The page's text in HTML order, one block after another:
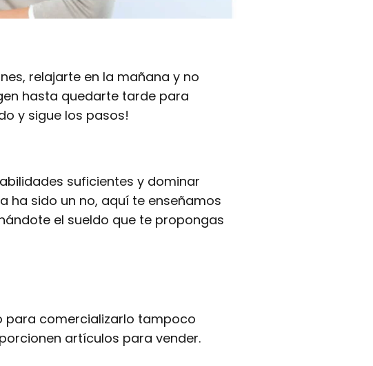
relajarte en la mañana y no
hasta quedarte tarde para
y sigue los pasos!
suficientes y dominar
ha sido un no, aquí te enseñamos
el sueldo que te propongas
para comercializarlo tampoco
artículos para vender.